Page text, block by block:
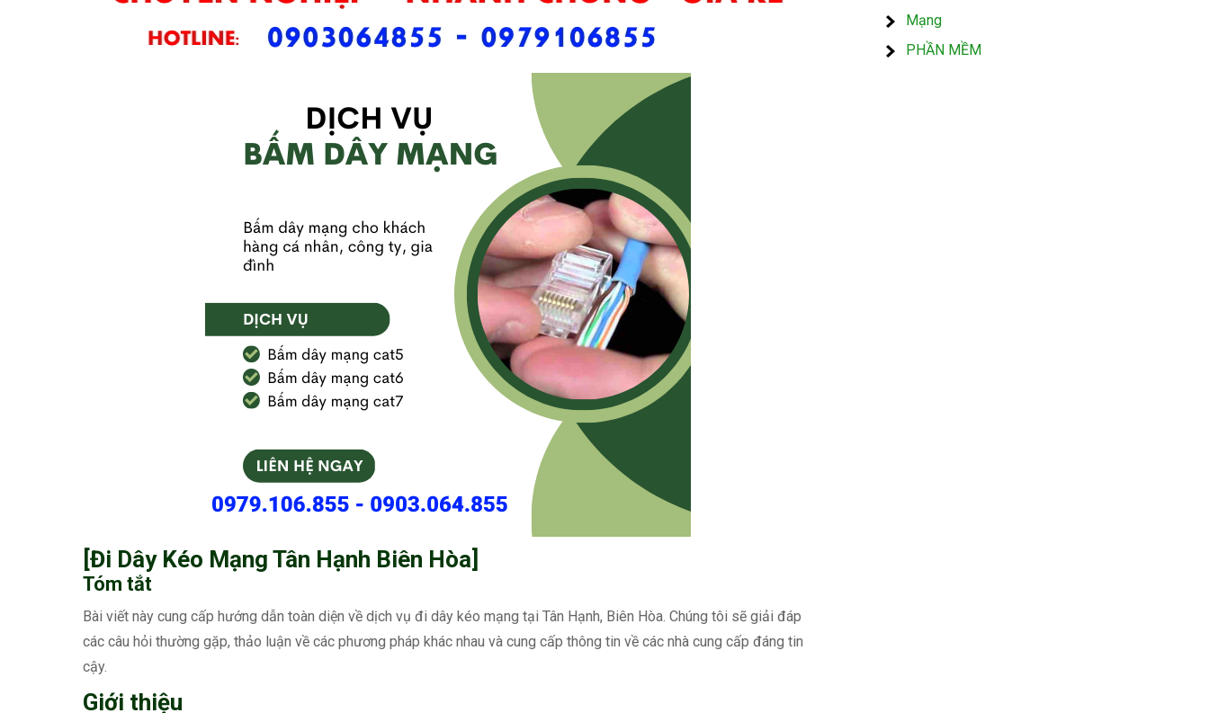
[Đi Dây Kéo Mạng Tân Hạnh Biên Hòa]
Tóm tắt
Bài viết này cung cấp hướng dẫn toàn diện về dịch vụ đi dây kéo mạng tại Tân Hạnh, Biên Hòa. Chúng tôi sẽ giải đáp
các câu hỏi thường gặp, thảo luận về các phương pháp khác nhau và cung cấp thông tin về các nhà cung cấp đáng tin
cậy.
Giới thiệu
Mạng
PHẦN MỀM